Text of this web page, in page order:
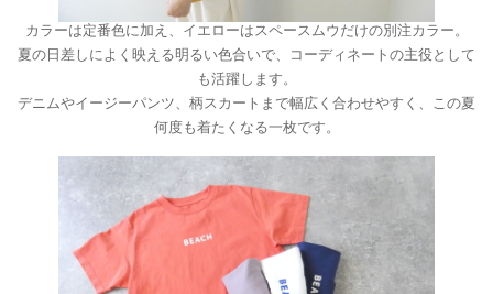
カラーは定番色に加え、イエローはスペースムウだけの別注カラー。
夏の日差しによく映える明るい色合いで、コーディネートの主役として
も活躍します。
デニムやイージーパンツ、柄スカートまで幅広く合わせやすく、この夏
何度も着たくなる一枚です。